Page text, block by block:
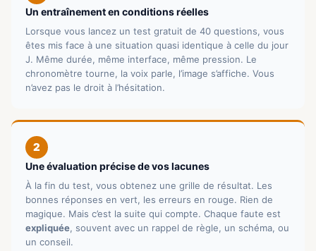
Un entraînement en conditions réelles
Lorsque vous lancez un test gratuit de 40 questions, vous
êtes mis face à une situation quasi identique à celle du jour
J. Même durée, même interface, même pression. Le
chronomètre tourne, la voix parle, l’image s’affiche. Vous
n’avez pas le droit à l’hésitation.
2
Une évaluation précise de vos lacunes
À la fin du test, vous obtenez une grille de résultat. Les
bonnes réponses en vert, les erreurs en rouge. Rien de
magique. Mais c’est la suite qui compte. Chaque faute est
expliquée, souvent avec un rappel de règle, un schéma, ou
un conseil.